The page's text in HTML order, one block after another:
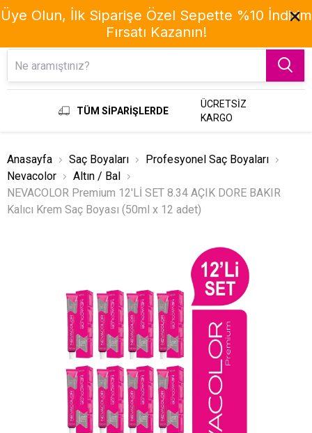
TÜM SİPARİŞLERDE
ÜCRETSİZ
KARGO
Anasayfa Saç Boyaları
Profesyonel Saç Boyaları
Nevacolor
Altın / Bal
NEVACOLOR Premium 12'Lİ SET 8.34 AÇIK DORE BAKIR
Kalıcı Krem Saç Boyası (50ml x 12 adet)
Üye Olun, İlk Siparişe Özel Sepette %10 İndirim
Fırsatı Kazanın!